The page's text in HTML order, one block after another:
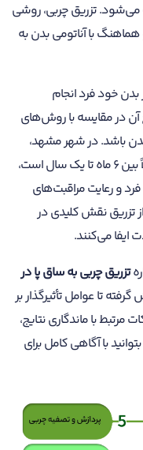
تزریق چربی، روشی
با آناتومی بدن به
بدن خود فرد انجام
در مقایسه با روش‌های
بدن باشد. در شهر مشهد،
ماندگاری نتایج تزریق چربی به ساق پا معمولاً بین ۶ ماه تا یک سال است،
و رعایت مراقبت‌های
تزریق نقش کلیدی در
ایفا می‌کنند.
تزریق چربی به ساق پا در
تا عوامل تأثیرگذار بر
با ماندگاری نتایج،
با آگاهی کامل برای